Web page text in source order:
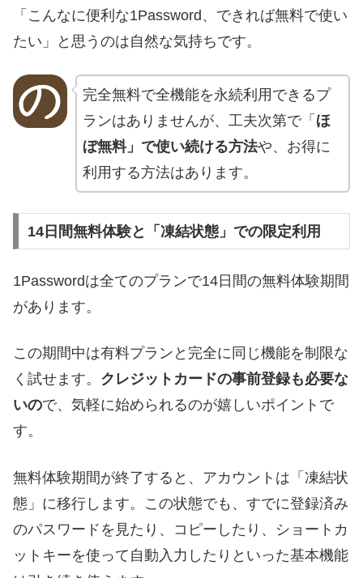
「こんなに便利な1Password、できれば無料で使い
たい」と思うのは自然な気持ちです。
完全無料で全機能を永続利用できるプ
ランはありませんが、工夫次第で「 ほ
ぼ無料」で使い続ける方法や、お得に
利用する方法はあります。
14日間無料体験と「凍結状態」での限定利用
1Passwordは全てのプランで14日間の無料体験期間
があります。
この期間中は有料プランと完全に同じ機能を制限な
く試せます。 クレジットカードの事前登録も必要な
いので、気軽に始められるのが嬉しいポイントで
す。
無料体験期間が終了すると、アカウントは「凍結状
態」に移行します。この状態でも、すでに登録済み
のパスワードを見たり、コピーしたり、ショートカ
ットキーを使って自動入力したりといった基本機能